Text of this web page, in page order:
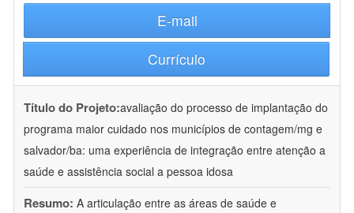
E-mail
Currículo
Título do Projeto:avaliação do processo de implantação do
programa maior cuidado nos municípios de contagem/mg e
salvador/ba: uma experiência de integração entre atenção a
saúde e assistência social a pessoa idosa
Resumo: A articulação entre as áreas de saúde e